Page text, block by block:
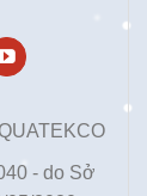
- do Sở